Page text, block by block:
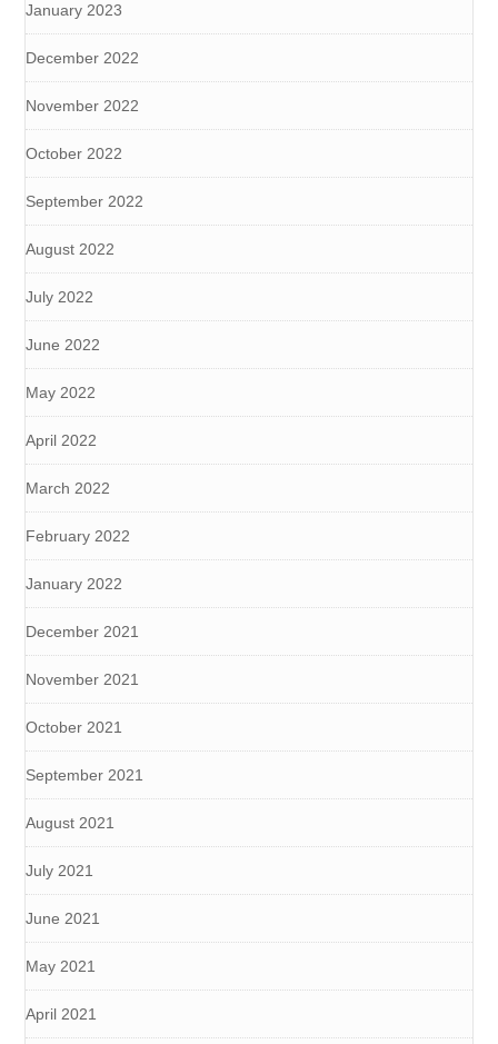
January 2023
December 2022
November 2022
October 2022
September 2022
August 2022
July 2022
June 2022
May 2022
April 2022
March 2022
February 2022
January 2022
December 2021
November 2021
October 2021
September 2021
August 2021
July 2021
June 2021
May 2021
April 2021